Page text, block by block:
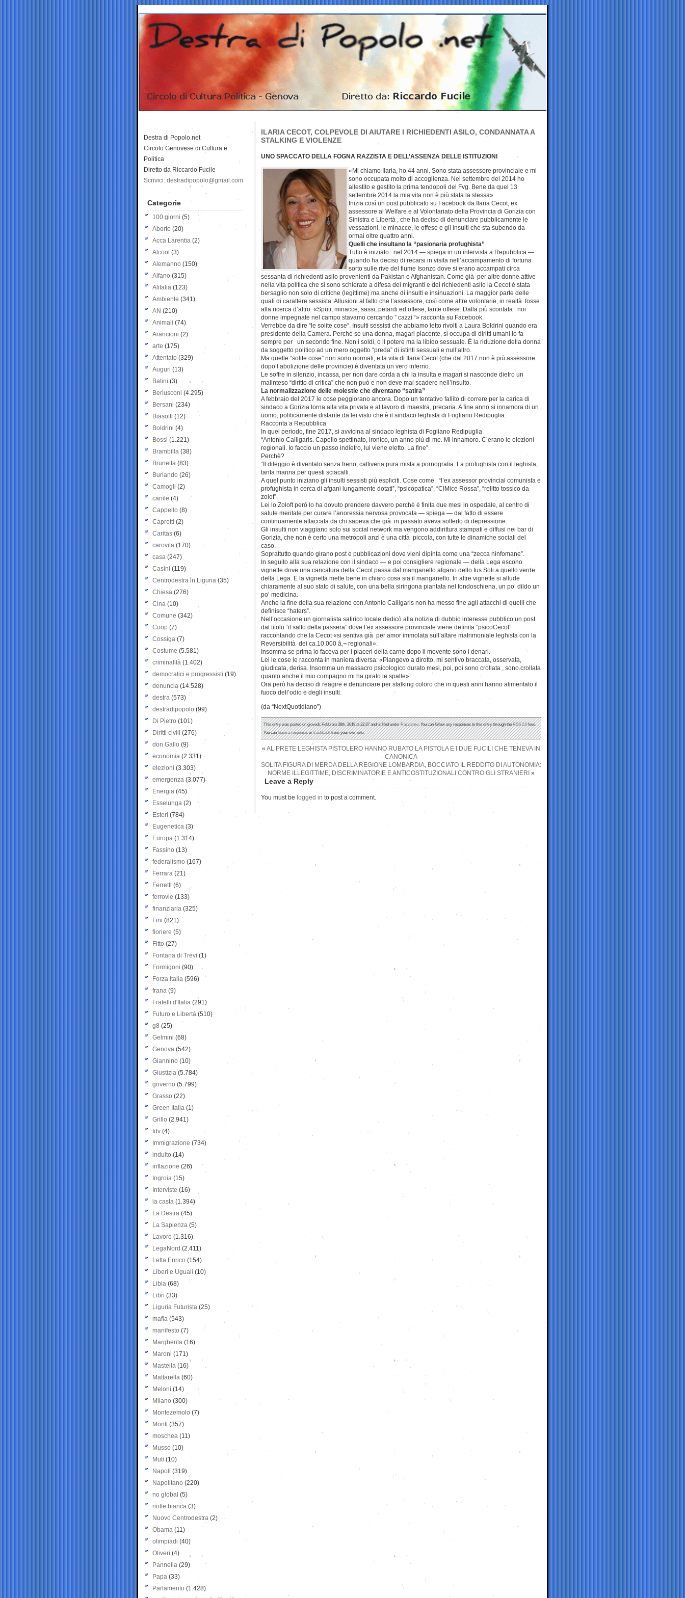
ILARIA CECOT, COLPEVOLE DI AIUTARE I RICHIEDENTI ASILO, CONDANNATA A
STALKING E VIOLENZE
UNO SPACCATO DELLA FOGNA RAZZISTA E DELL’ASSENZA DELLE ISTITUZIONI
«Mi chiamo Ilaria, ho 44 anni. Sono stata assessore provinciale e mi
sono occupata molto di accoglienza. Nel settembre del 2014 ho
allestito e gestito la prima tendopoli del Fvg. Bene da quel 13
settembre 2014 la mia vita non è più stata la stessa».
Inizia così un post pubblicato su Facebook da Ilaria Cecot, ex
assessore al Welfare e al Volontariato della Provincia di Gorizia con
Sinistra e Libertà , che ha deciso di denunciare pubblicamente le
vessazioni, le minacce, le offese e gli insulti che sta subendo da
ormai oltre quattro anni.
Quelli che insultano la “pasionaria profughista”
Tutto è iniziato nel 2014 — spiega in un’intervista a Repubblica —
quando ha deciso di recarsi in visita nell’accampamento di fortuna
sorto sulle rive del fiume Isonzo dove si erano accampati circa
sessanta di richiedenti asilo provenienti da Pakistan e Afghanistan. Come già per altre donne attive
nella vita politica che si sono schierate a difesa dei migranti e dei richiedenti asilo la Cecot è stata
bersaglio non solo di critiche (legittime) ma anche di insulti e insinuazioni. La maggior parte delle
quali di carattere sessista. Allusioni al fatto che l’assessore, così come altre volontarie, in realtà fosse
alla ricerca d’altro. «Sputi, minacce, sassi, petardi ed offese, tante offese. Dalla più scontata : noi
donne impegnate nel campo stavamo cercando ” cazzi “» racconta su Facebook.
Verrebbe da dire “le solite cose”. Insulti sessisti che abbiamo letto rivolti a Laura Boldrini quando era
presidente della Camera. Perchè se una donna, magari piacente, si occupa di diritti umani lo fa
sempre per un secondo fine. Non i soldi, o il potere ma la libido sessuale. È la riduzione della donna
da soggetto politico ad un mero oggetto “preda” di istinti sessuali e null’altro.
Ma quelle “solite cose” non sono normali, e la vita di Ilaria Cecot (che dal 2017 non è più assessore
dopo l’abolizione delle provincie) è diventata un vero inferno.
Le soffre in silenzio, incassa, per non dare corda a chi la insulta e magari si nasconde dietro un
malinteso “diritto di critica” che non può e non deve mai scadere nell’insulto.
La normalizzazione delle molestie che diventano “satira”
A febbraio del 2017 le cose peggiorano ancora. Dopo un tentativo fallito di correre per la carica di
sindaco a Gorizia torna alla vita privata e al lavoro di maestra, precaria. A fine anno si innamora di un
uomo, politicamente distante da lei visto che è il sindaco leghista di Fogliano Redipuglia.
Racconta a Repubblica
In quel periodo, fine 2017, si avvicina al sindaco leghista di Fogliano Redipuglia
“Antonio Calligaris. Capello spettinato, ironico, un anno più di me. Mi innamoro. C’erano le elezioni
regionali. Io faccio un passo indietro, lui viene eletto. La fine”.
Perchè?
“Il dileggio è diventato senza freno, cattiveria pura mista a pornografia. La profughista con il leghista,
tanta manna per questi sciacalli.
A quel punto iniziano gli insulti sessisti più espliciti. Cose come “l’ex assessor provincial comunista e
profughista in cerca di afgani lungamente dotati”, “psicopatica”, “CIMice Rossa”, “relitto tossico da
zolof”.
Lei lo Zoloft però lo ha dovuto prendere davvero perchè è finita due mesi in ospedale, al centro di
salute mentale per curare l’anoressia nervosa provocata — spiega — dal fatto di essere
continuamente attaccata da chi sapeva che già in passato aveva sofferto di depressione.
Gli insulti non viaggiano solo sui social network ma vengono addirittura stampati e diffusi nei bar di
Gorizia, che non è certo una metropoli anzi è una città piccola, con tutte le dinamiche sociali del
caso.
Soprattutto quando girano post e pubblicazioni dove vieni dipinta come una “zecca ninfomane”.
In seguito alla sua relazione con il sindaco — e poi consigliere regionale — della Lega escono
vignette dove una caricatura della Cecot passa dal manganello afgano dello Ius Soli a quello verde
della Lega. E la vignetta mette bene in chiaro cosa sia il manganello. In altre vignette si allude
chiaramente al suo stato di salute, con una bella siringona piantata nel fondoschiena, un po’ dildo un
po’ medicina.
Anche la fine della sua relazione con Antonio Calligaris non ha messo fine agli attacchi di quelli che
definisce “haters”.
Nell’occasione un giornalista satirico locale dedicò alla notizia di dubbio interesse pubblico un post
dal titolo “il salto della passera” dove l’ex assessore provinciale viene definita “psicoCecot”
raccontando che la Cecot «si sentiva già per amor immolata sull’altare matrimoniale leghista con la
Reversibilità dei ca.10.000 â‚¬ regionali».
Insomma se prima lo faceva per i piaceri della carne dopo il movente sono i denari.
Lei le cose le racconta in maniera diversa: «Piangevo a dirotto, mi sentivo braccata, osservata,
giudicata, derisa. Insomma un massacro psicologico durato mesi, poi, poi sono crollata , sono crollata
quanto anche il mio compagno mi ha girato le spalle».
Ora però ha deciso di reagire e denunciare per stalking coloro che in questi anni hanno alimentato il
fuoco dell’odio e degli insulti.
(da “NextQuotidiano”)
This entry was posted on giovedì, Febbraio 28th, 2019 at 22:37 and is filed underRazzismo. You can follow any responses to this entry through theRSS 2.0feed.
You canleave a response, ortrackbackfrom your own site.
« AL PRETE LEGHISTA PISTOLERO HANNO RUBATO LA PISTOLA E I DUE FUCILI CHE TENEVA IN
CANONICA
SOLITA FIGURA DI MERDA DELLA REGIONE LOMBARDIA, BOCCIATO IL REDDITO DI AUTONOMIA:
NORME ILLEGITTIME, DISCRIMINATORIE E ANTICOSTITUZIONALI CONTRO GLI STRANIERI »
Leave a Reply
You must be logged in to post a comment.
Destra di Popolo.net
Circolo Genovese di Cultura e
Politica
Diretto da Riccardo Fucile
Scrivici: destradipopolo@gmail.com
Categorie
100 giorni (5)
Aborto (20)
Acca Larentia (2)
Alcool (3)
Alemanno (150)
Alfano (315)
Alitalia (123)
Ambiente (341)
AN (210)
Animali (74)
Arancioni (2)
arte (175)
Attentato (329)
Auguri (13)
Batini (3)
Berlusconi (4.295)
Bersani (234)
Biasotti (12)
Boldrini (4)
Bossi (1.221)
Brambilla (38)
Brunetta (83)
Burlando (26)
Camogli (2)
canile (4)
Cappello (8)
Caprotti (2)
Caritas (6)
carovita (170)
casa (247)
Casini (119)
Centrodestra in Liguria (35)
Chiesa (276)
Cina (10)
Comune (342)
Coop (7)
Cossiga (7)
Costume (5.581)
criminalità (1.402)
democratici e progressisti (19)
denuncia (14.528)
destra (573)
destradipopolo (99)
Di Pietro (101)
Diritti civili (276)
don Gallo (9)
economia (2.331)
elezioni (3.303)
emergenza (3.077)
Energia (45)
Esselunga (2)
Esteri (784)
Eugenetica (3)
Europa (1.314)
Fassino (13)
federalismo (167)
Ferrara (21)
Ferretti (6)
ferrovie (133)
finanziaria (325)
Fini (821)
fioriere (5)
Fitto (27)
Fontana di Trevi (1)
Formigoni (90)
Forza Italia (596)
frana (9)
Fratelli d'Italia (291)
Futuro e Libertà (510)
g8 (25)
Gelmini (68)
Genova (542)
Giannino (10)
Giustizia (5.784)
governo (5.799)
Grasso (22)
Green Italia (1)
Grillo (2.941)
Idv (4)
Immigrazione (734)
indulto (14)
inflazione (26)
Ingroia (15)
Interviste (16)
la casta (1.394)
La Destra (45)
La Sapienza (5)
Lavoro (1.316)
LegaNord (2.411)
Letta Enrico (154)
Liberi e Uguali (10)
Libia (68)
Libri (33)
Liguria Futurista (25)
mafia (543)
manifesto (7)
Margherita (16)
Maroni (171)
Mastella (16)
Mattarella (60)
Meloni (14)
Milano (300)
Montezemolo (7)
Monti (357)
moschea (11)
Musso (10)
Muti (10)
Napoli (319)
Napolitano (220)
no global (5)
notte bianca (3)
Nuovo Centrodestra (2)
Obama (11)
olimpiadi (40)
Oliveri (4)
Pannella (29)
Papa (33)
Parlamento (1.428)